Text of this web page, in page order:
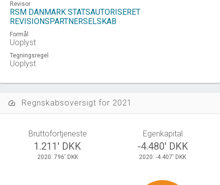
Revisor
RSM DANMARK STATSAUTORISERET
REVISIONSPARTNERSELSKAB
Formål
Uoplyst
Tegningsregel
Uoplyst
speed Regnskabsoversigt for 2021
Bruttofortjeneste
1.211' DKK
2020: 796' DKK
Egenkapital
-4.480' DKK
2020: -4.407' DKK